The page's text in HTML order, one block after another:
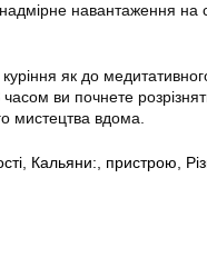
навантаження на
як до
ви почнете
мистецтва вдома.
, Кальяни:, пристрою,